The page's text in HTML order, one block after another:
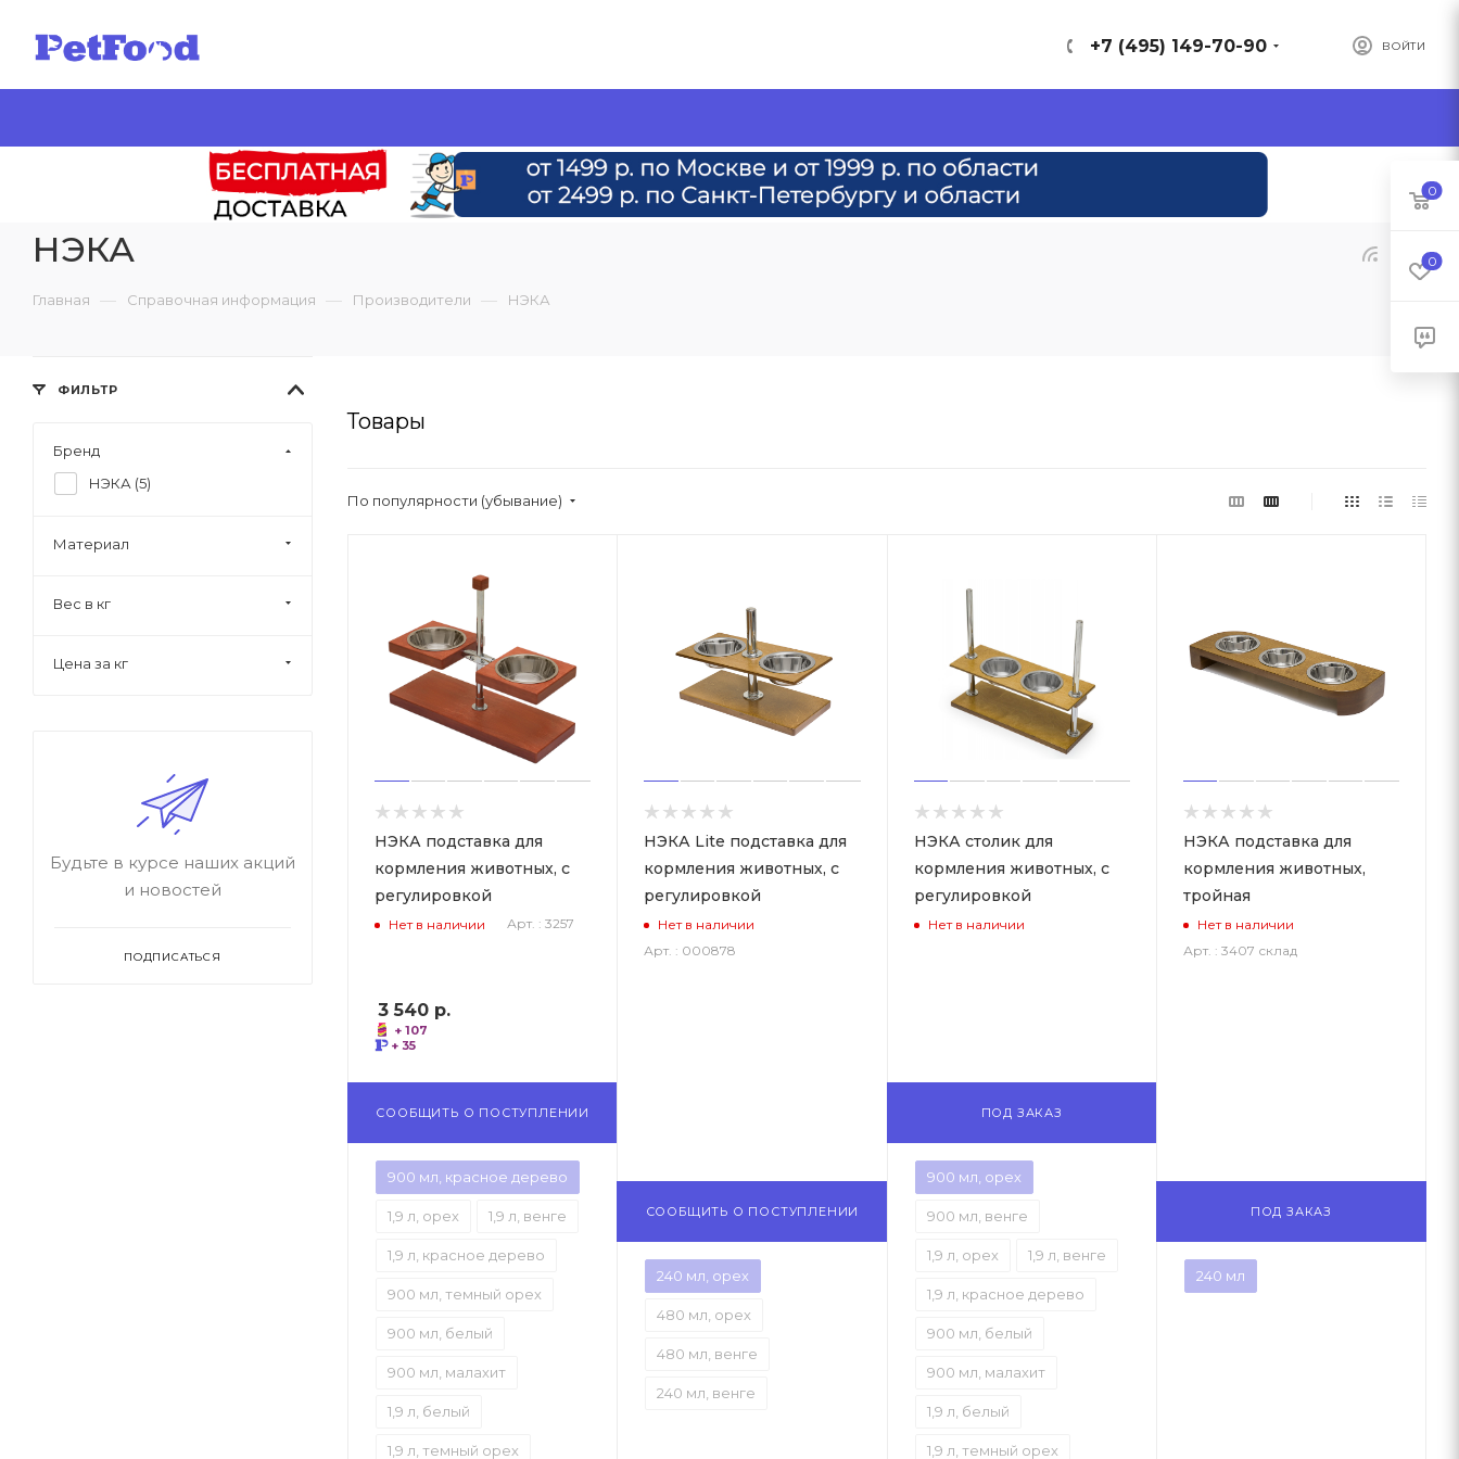
ВОЙТИ
+7 (495) 149-70-90
НЭКА
Главная — Справочная информация — Производители — НЭКА
Товары
По популярности (убывание)
НЭКА подставка для
кормления животных, с
регулировкой
Нет в наличии Арт. : 3257
3 540 р.
+ 107
+ 35
СООБЩИТЬ О ПОСТУПЛЕНИИ
900 мл, красное дерево
1,9 л, орех 1,9 л, венге
1,9 л, красное дерево
900 мл, темный орех
900 мл, белый
900 мл, малахит
1,9 л, белый
1,9 л, темный орех
НЭКА Lite подставка для
кормления животных, с
регулировкой
Нет в наличии
Арт. : 000878
СООБЩИТЬ О ПОСТУПЛЕНИИ
240 мл, орех
480 мл, орех
480 мл, венге
240 мл, венге
НЭКА столик для
кормления животных, с
регулировкой
Нет в наличии
ПОД ЗАКАЗ
900 мл, орех
900 мл, венге
1,9 л, орех 1,9 л, венге
1,9 л, красное дерево
900 мл, белый
900 мл, малахит
1,9 л, белый
1,9 л, темный орех
НЭКА подставка для
кормления животных,
тройная
Нет в наличии
Арт. : 3407 склад
ПОД ЗАКАЗ
240 мл
ФИЛЬТР
Бренд
НЭКА (5)
Материал
Вес в кг
Цена за кг
Будьте в курсе наших акций
и новостей
ПОДПИСАТЬСЯ
0
0